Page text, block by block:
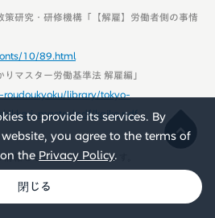
to provide its services. By
you agree to the terms of
the Privacy Policy.
研究・研修機構「【解雇】労働者側の事情
10/89.html
マスター労働基準法 解雇編」
library/tokyo-
master/pdf/kaiko.pdf
報をもとに作成しています。